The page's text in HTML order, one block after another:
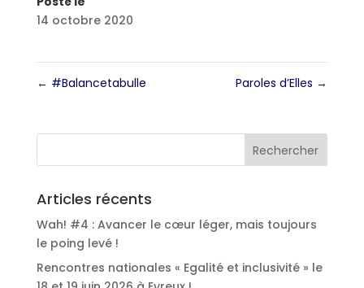
14 octobre 2020
← #Balancetabulle Paroles d’Elles →
Articles récents
Wah! #4 : Avancer le cœur léger, mais toujours
le poing levé !
Rencontres nationales « Egalité et inclusivité » le